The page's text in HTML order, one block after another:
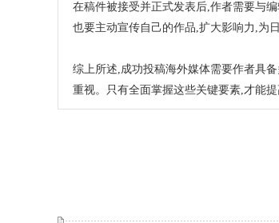
在稿件被接受并正式发表后,作者需要与
也要主动宣传自己的作品,扩大影响力,为
综上所述,成功投稿海外媒体需要作者具
重视。只有全面掌握这些关键要素,才能